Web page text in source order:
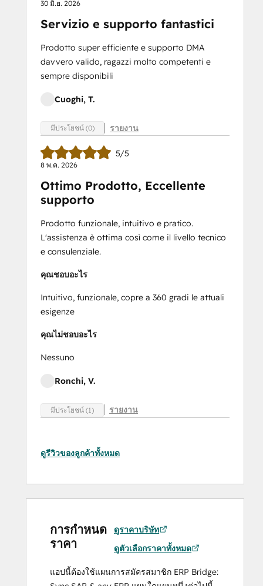
30 มิ.ย. 2026
Servizio e supporto fantastici
Prodotto super efficiente e supporto DMA
davvero valido, ragazzi molto competenti e
sempre disponibili
Cuoghi, T.
มีประโยชน์ (0) รายงาน
5/5
8 พ.ค. 2026
Ottimo Prodotto, Eccellente
supporto
Prodotto funzionale, intuitivo e pratico.
L'assistenza è ottima così come il livello tecnico
e consulenziale.
คุณชอบอะไร
Intuitivo, funzionale, copre a 360 gradi le attuali
esigenze
คุณไม่ชอบอะไร
Nessuno
Ronchi, V.
มีประโยชน์ (1) รายงาน
ดูรีวิวของลูกค้าทั้งหมด
การกำหนด
ราคา
ดูราคาบริษัท
ดูตัวเลือกราคาทั้งหมด
แอปนี้ต้องใช้แผนการสมัครสมาชิก ERP Bridge: